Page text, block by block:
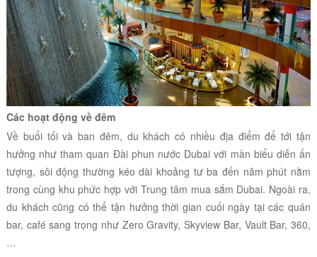
Các hoạt động về đêm
Về buổi tối và ban đêm, du khách có nhiều địa điểm để tới tận
hưởng như tham quan Đài phun nước Dubai với màn biểu diễn ấn
tượng, sôi động thường kéo dài khoảng tư ba đến năm phút nằm
trong cùng khu phức hợp với Trung tâm mua sắm Dubai. Ngoài ra,
du khách cũng có thể tận hưởng thời gian cuối ngày tại các quán
bar, café sang trọng như Zero Gravity, Skyview Bar, Vault Bar, 360,
…